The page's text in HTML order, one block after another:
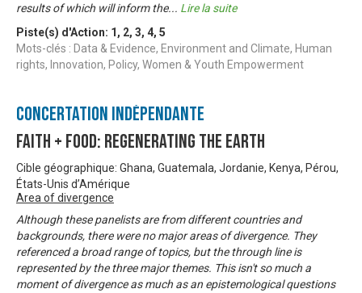
results of which will inform the... Lire la suite
Piste(s) d'Action: 1 , 2, 3, 4, 5
Mots-clés : Data & Evidence, Environment and Climate, Human
rights, Innovation, Policy, Women & Youth Empowerment
Concertation Indépendante
Faith + Food: Regenerating the Earth
Cible géographique: Ghana, Guatemala, Jordanie, Kenya, Pérou,
États-Unis d’Amérique
Area of divergence
Although these panelists are from different countries and
backgrounds, there were no major areas of divergence. They
referenced a broad range of topics, but the through line is
represented by the three major themes. This isn't so much a
moment of divergence as much as an epistemological questions